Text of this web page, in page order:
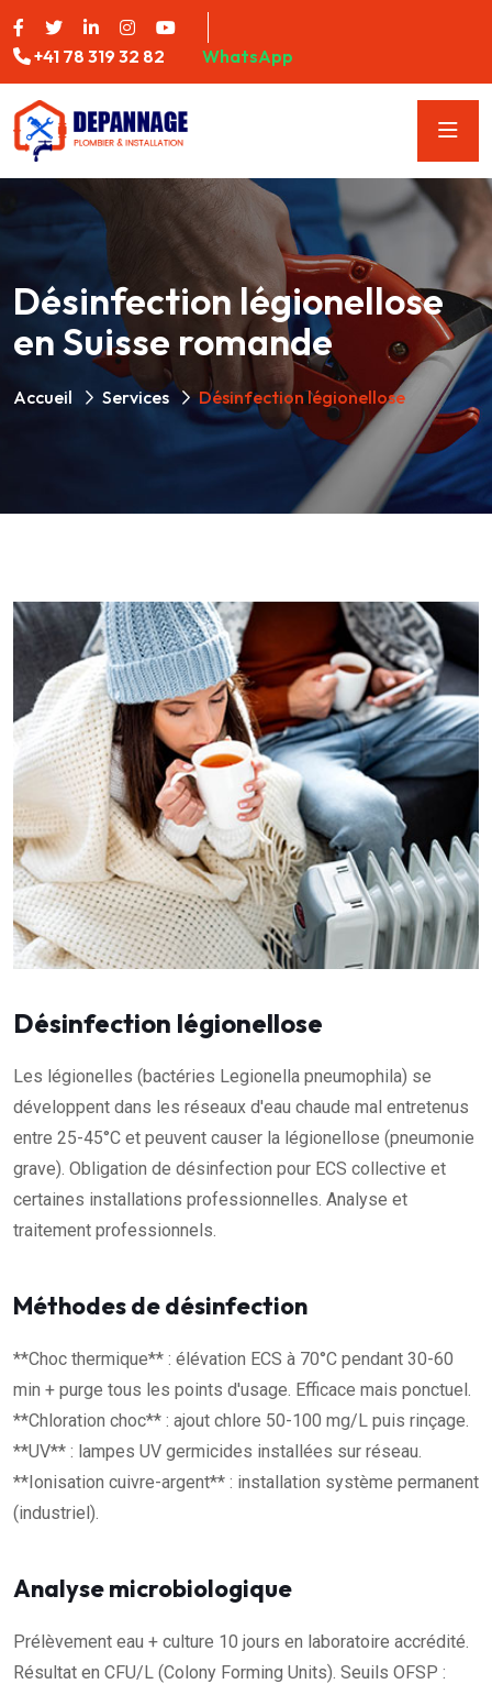
+41 78 319 32 82 WhatsApp
Désinfection légionellose
en Suisse romande
Accueil Services Désinfection légionellose
Désinfection légionellose
Les légionelles (bactéries Legionella pneumophila) se
développent dans les réseaux d'eau chaude mal entretenus
entre 25-45°C et peuvent causer la légionellose (pneumonie
grave). Obligation de désinfection pour ECS collective et
certaines installations professionnelles. Analyse et
traitement professionnels.
Méthodes de désinfection
**Choc thermique** : élévation ECS à 70°C pendant 30-60
min + purge tous les points d'usage. Efficace mais ponctuel.
**Chloration choc** : ajout chlore 50-100 mg/L puis rinçage.
**UV** : lampes UV germicides installées sur réseau.
**Ionisation cuivre-argent** : installation système permanent
(industriel).
Analyse microbiologique
Prélèvement eau + culture 10 jours en laboratoire accrédité.
Résultat en CFU/L (Colony Forming Units). Seuils OFSP :